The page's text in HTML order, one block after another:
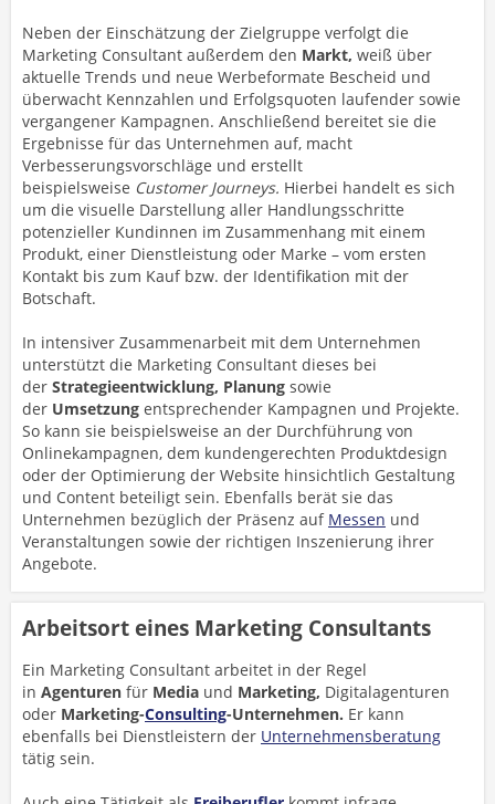
Neben der Einschätzung der Zielgruppe verfolgt die
Marketing Consultant außerdem den Markt, weiß über
aktuelle Trends und neue Werbeformate Bescheid und
überwacht Kennzahlen und Erfolgsquoten laufender sowie
vergangener Kampagnen. Anschließend bereitet sie die
Ergebnisse für das Unternehmen auf, macht
Verbesserungsvorschläge und erstellt
beispielsweise Customer Journeys. Hierbei handelt es sich
um die visuelle Darstellung aller Handlungsschritte
potenzieller Kundinnen im Zusammenhang mit einem
Produkt, einer Dienstleistung oder Marke – vom ersten
Kontakt bis zum Kauf bzw. der Identifikation mit der
Botschaft.
In intensiver Zusammenarbeit mit dem Unternehmen
unterstützt die Marketing Consultant dieses bei
der Strategieentwicklung, Planung sowie
der Umsetzung entsprechender Kampagnen und Projekte.
So kann sie beispielsweise an der Durchführung von
Onlinekampagnen, dem kundengerechten Produktdesign
oder der Optimierung der Website hinsichtlich Gestaltung
und Content beteiligt sein. Ebenfalls berät sie das
Unternehmen bezüglich der Präsenz auf Messen und
Veranstaltungen sowie der richtigen Inszenierung ihrer
Angebote.
Arbeitsort eines Marketing Consultants
Ein Marketing Consultant arbeitet in der Regel
in Agenturen für Media und Marketing, Digitalagenturen
oder Marketing-Consulting-Unternehmen. Er kann
ebenfalls bei Dienstleistern der Unternehmensberatung
tätig sein.